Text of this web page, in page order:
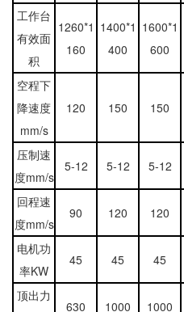
工作台
有效面
积
1260*1
160
1400*1
400
1600*1
600
空程下
降速度
mm/s
120 150 150
压制速
度mm/s
5-12 5-12 5-12
回程速
度mm/s
90 120 120
电机功
率KW
45 45 45
顶出力
630 1000 1000